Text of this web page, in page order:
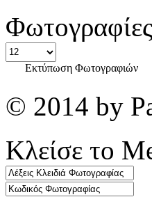
Εκτύπωση Φωτογραφιών
© 2014 by
Κλείσε το